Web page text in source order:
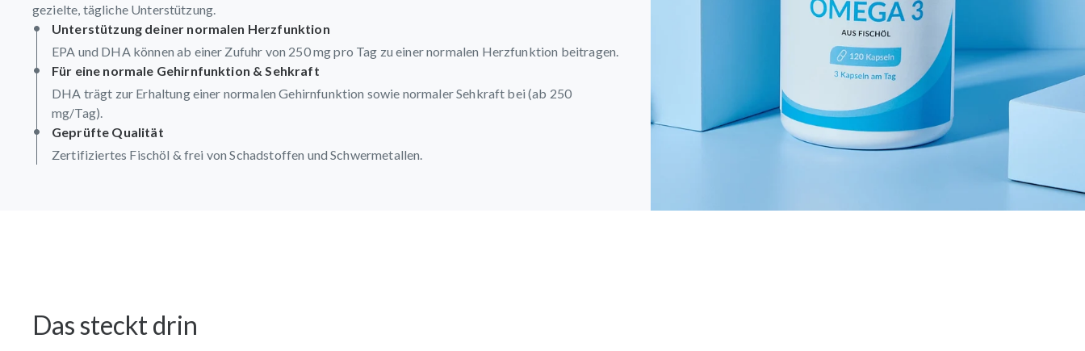
gezielte, tägliche Unterstützung.
Unterstützung deiner normalen Herzfunktion
EPA und DHA können ab einer Zufuhr von 250 mg pro Tag zu einer normalen Herzfunktion beitragen.
Für eine normale Gehirnfunktion & Sehkraft
DHA trägt zur Erhaltung einer normalen Gehirnfunktion sowie normaler Sehkraft bei (ab 250
mg/Tag).
Geprüfte Qualität
Zertifiziertes Fischöl & frei von Schadstoffen und Schwermetallen.
Das steckt drin